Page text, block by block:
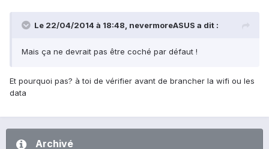
Le 22/04/2014 à 18:48, nevermoreASUS a dit :
Mais ça ne devrait pas être coché par défaut !
Et pourquoi pas? à toi de vérifier avant de brancher la wifi ou les
data
Archivé